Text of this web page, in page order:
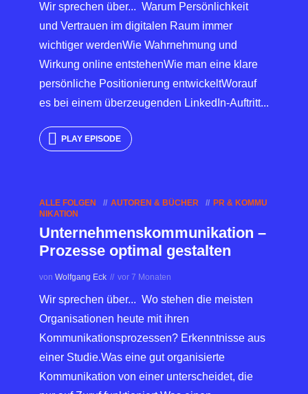
Wir sprechen über... Warum Persönlichkeit
und Vertrauen im digitalen Raum immer
wichtiger werdenWie Wahrnehmung und
Wirkung online entstehenWie man eine klare
persönliche Positionierung entwickeltWorauf
es bei einem überzeugenden LinkedIn-Auftritt...
PLAY EPISODE
ALLE FOLGEN AUTOREN & BÜCHER
PR & KOMMU
NIKATION
Unternehmenskommunikation –
Prozesse optimal gestalten
von Wolfgang Eck vor 7 Monaten
Wir sprechen über... Wo stehen die meisten
Organisationen heute mit ihren
Kommunikationsprozessen? Erkenntnisse aus
einer Studie.Was eine gut organisierte
Kommunikation von einer unterscheidet, die